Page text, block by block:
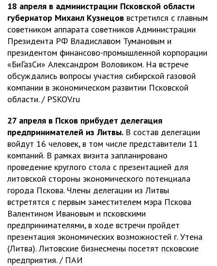
18 апреля в администрации Псковской области
губернатор Михаил Кузнецов встретился с главным
советником аппарата советников Администрации
Президента РФ Владиславом Тумановым и
президентом финансово-промышленной корпорации
«БиГазСи» Александром Воловиком. На встрече
обсуждались вопросы участия сибирской газовой
компании в экономическом развитии Псковской
области. / PSKOV.ru
27 апреля в Псков прибудет делегация
предпринимателей из Литвы. В состав делегации
войдут 16 человек, в том числе представители 11
компаний. В рамках визита запланировано
проведение круглого стола с презентацией для
литовской стороны экономического потенциала
города Пскова. Члены делегации из Литвы
встретятся с первым заместителем мэра Пскова
Валентином Ивановым и псковскими
предпринимателями, в ходе встречи пройдет
презентация экономических возможностей г. Утена
(Литва). Литовские бизнесмены посетят псковские
предприятия. / ПАИ